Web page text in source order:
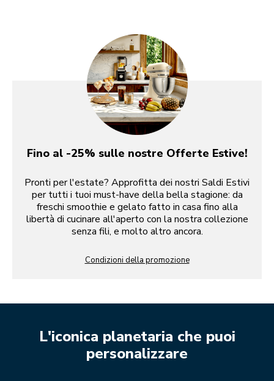
Fino al -25% sulle nostre Offerte Estive!
Pronti per l'estate? Approfitta dei nostri Saldi Estivi
per tutti i tuoi must-have della bella stagione: da
freschi smoothie e gelato fatto in casa fino alla
libertà di cucinare all'aperto con la nostra collezione
senza fili, e molto altro ancora.
Condizioni della promozione
L'iconica planetaria che puoi
personalizzare